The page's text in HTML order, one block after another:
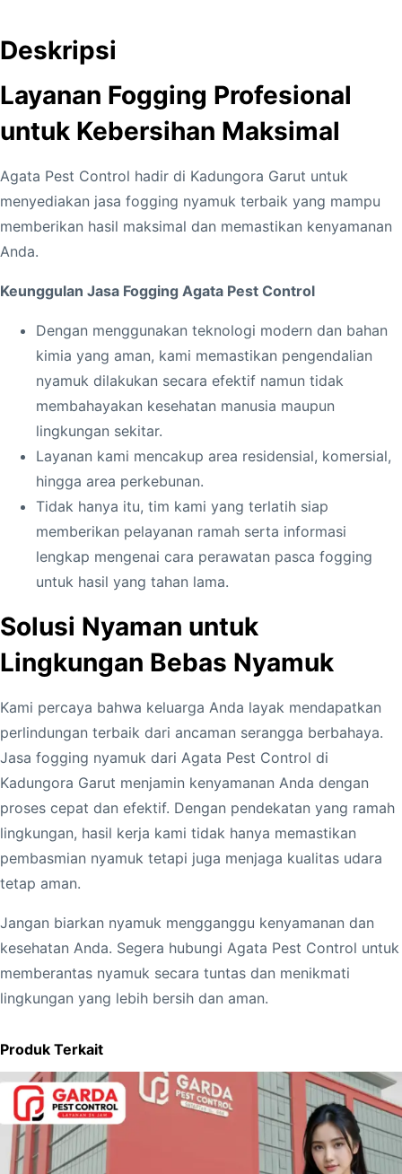
Deskripsi
Layanan Fogging Profesional
untuk Kebersihan Maksimal
Agata Pest Control hadir di Kadungora Garut untuk
menyediakan jasa fogging nyamuk terbaik yang mampu
memberikan hasil maksimal dan memastikan kenyamanan
Anda.
Keunggulan Jasa Fogging Agata Pest Control
Dengan menggunakan teknologi modern dan bahan
kimia yang aman, kami memastikan pengendalian
nyamuk dilakukan secara efektif namun tidak
membahayakan kesehatan manusia maupun
lingkungan sekitar.
Layanan kami mencakup area residensial, komersial,
hingga area perkebunan.
Tidak hanya itu, tim kami yang terlatih siap
memberikan pelayanan ramah serta informasi
lengkap mengenai cara perawatan pasca fogging
untuk hasil yang tahan lama.
Solusi Nyaman untuk
Lingkungan Bebas Nyamuk
Kami percaya bahwa keluarga Anda layak mendapatkan
perlindungan terbaik dari ancaman serangga berbahaya.
Jasa fogging nyamuk dari Agata Pest Control di
Kadungora Garut menjamin kenyamanan Anda dengan
proses cepat dan efektif. Dengan pendekatan yang ramah
lingkungan, hasil kerja kami tidak hanya memastikan
pembasmian nyamuk tetapi juga menjaga kualitas udara
tetap aman.
Jangan biarkan nyamuk mengganggu kenyamanan dan
kesehatan Anda. Segera hubungi Agata Pest Control untuk
memberantas nyamuk secara tuntas dan menikmati
lingkungan yang lebih bersih dan aman.
Produk Terkait